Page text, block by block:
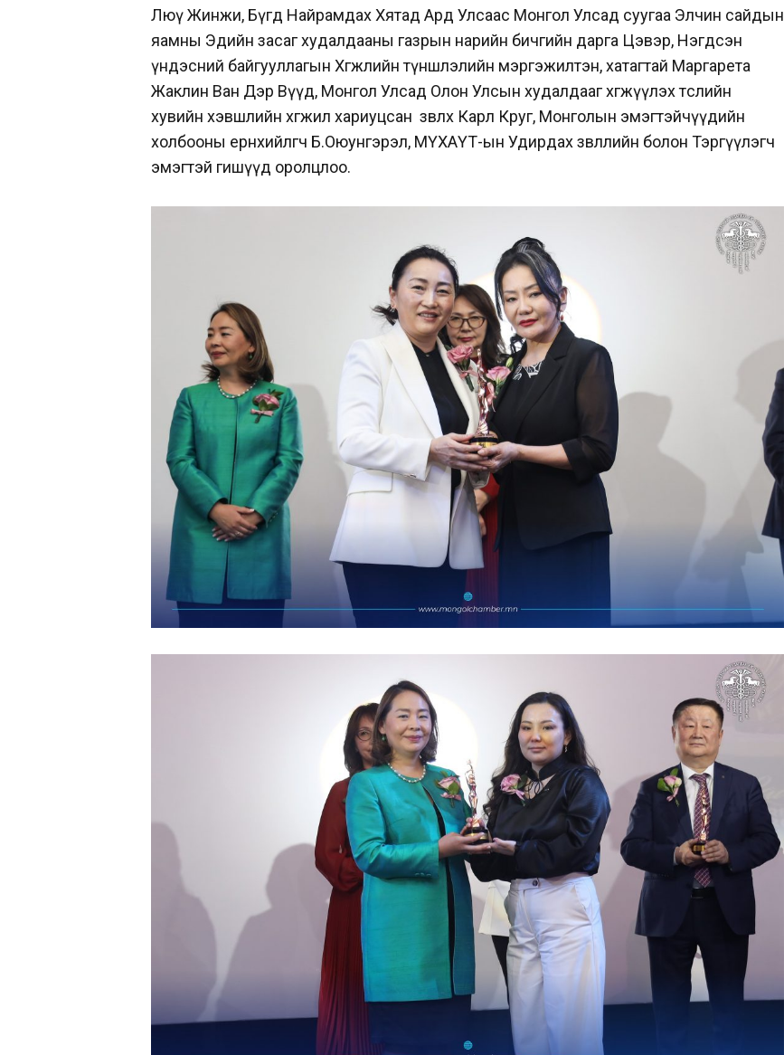
Люү Жинжи, Бүгд Найрамдах Хятад Ард Улсаас Монгол Улсад суугаа Элчин сайдын
яамны Эдийн засаг худалдааны газрын нарийн бичгийн дарга Цэвэр, Нэгдсэн
үндэсний байгууллагын Хөгжлийн түншлэлийн мэргэжилтэн, хатагтай Маргарета
Жаклин Ван Дэр Вүүд, Монгол Улсад Олон Улсын худалдааг хөгжүүлэх төслийн
хувийн хэвшлийн хөгжил хариуцсан зөвлөх Карл Круг, Монголын эмэгтэйчүүдийн
холбооны ерөнхийлөгч Б.Оюунгэрэл, МҮХАҮТ-ын Удирдах зөвлөлийн болон Тэргүүлэгч
эмэгтэй гишүүд оролцлоо.